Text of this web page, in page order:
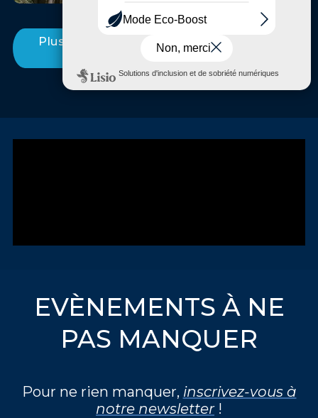
Plus d'Incontournables entre Marne et
Bois
EVÈNEMENTS À NE
PAS MANQUER
Pour ne rien manquer, inscrivez-vous à
notre newsletter!